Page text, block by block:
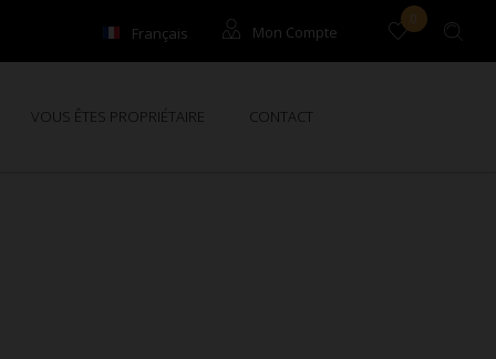
Français Mon Compte
0
VOUS ÊTES PROPRIÉTAIRE CONTACT